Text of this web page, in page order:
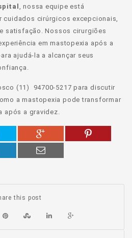
, nossa equipe está
cuidados cirúrgicos excepcionais,
satisfação. Nossos cirurgiões
em mastopexia após a
ajudá-la a alcançar seus
(11) 94700-5217 para discutir
a mastopexia pode transformar
após a gravidez.
this post